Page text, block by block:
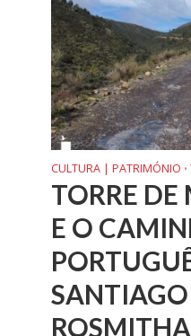
CULTURA | PATRIMÓNIO •
TORRE
E O